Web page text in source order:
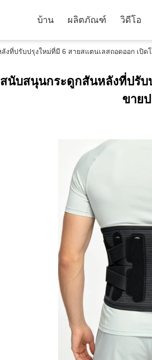
บ้าน ผลิตภัณฑ์ วิดีโอ
ที่ปรับปรุงใหม่ที่มี 6 สายสแตนเลสถอดออก เปิด
นับสนุนกระดูกสันหลังที่ปรับ
ขาย